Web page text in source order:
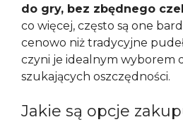
do gry, bez zbędnego
co więcej, często są one
cenowo niż tradycyjne
czyni je idealnym wyborem
szukających oszczędności.
Jakie są opcje